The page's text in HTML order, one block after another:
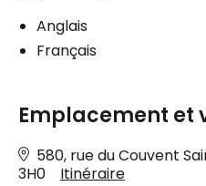
Anglais
Français
Emplacement et
580, rue du Couvent
3H0
Itinéraire